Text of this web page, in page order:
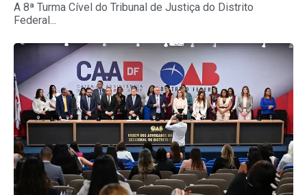
A 8ª Turma Cível do Tribunal de Justiça do Distrito
Federal...